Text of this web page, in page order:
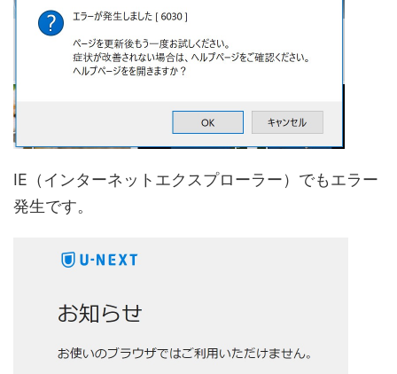
IE（インターネットエクスプローラー）でもエラー
発生です。